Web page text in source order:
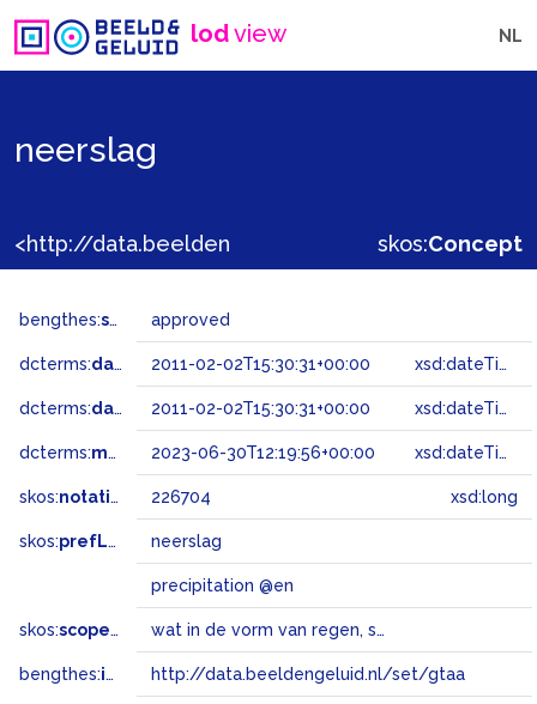
lodview NL
neerslag
skos:Concept
bengthes:status approved
dcterms:dateAccepted 2011-02-02T15:30:31+00:00 xsd:dateTime
dcterms:dateSubmitted 2011-02-02T15:30:31+00:00 xsd:dateTime
dcterms:modified 2023-06-30T12:19:56+00:00 xsd:dateTime
skos:notation 226704 xsd:long
skos:prefLabel neerslag
precipitation @en
skos:scopeNote wat in de vorm van regen, sneeuw of hagel uit de lucht valt
bengthes:inSet http://data.beeldengeluid.nl/set/gtaa